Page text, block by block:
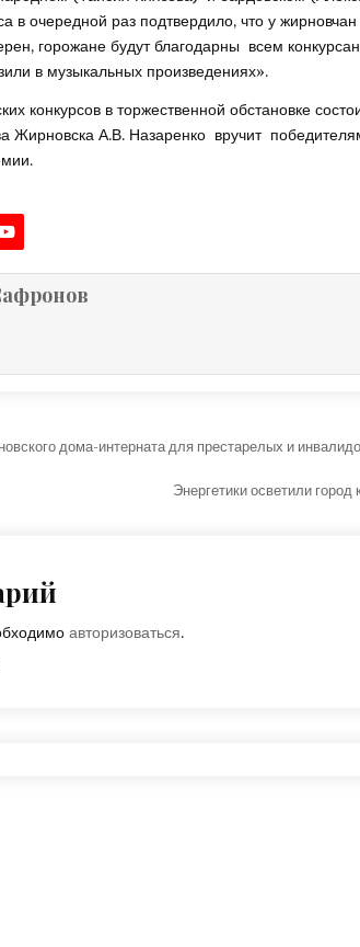
в очередной раз подтвердило, что у жирновчан
горожане будут благодарны всем
в музыкальных произведениях».
конкурсов в торжественной обстановке
Жирновска А.В. Назаренко вручит
дома-интерната для престарелых и
Энергетики осветили
авторизоваться.